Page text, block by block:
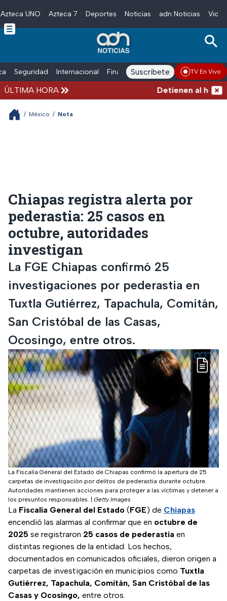
Skip to main content
Azteca UNO Azteca 7 Deportes Noticias adn Noticias
Seguridad Internacional Finanzas adn Noticias Radio
Suscríbete TV En Vivo
ÚLTIMA HORA Detienen al
/ México / Nota
Chiapas registra alerta por
pederastia: 25 casos en
octubre, autoridades
investigan
La FGE Chiapas confirmó 25
investigaciones por pederastia en
Tuxtla Gutiérrez, Tapachula, Comitán,
San Cristóbal de las Casas,
Ocosingo, entre otros.
La Fiscalía General del Estado de Chiapas confirmó la apertura de 25
carpetas de investigación por delitos de pederastia durante octubre.
Autoridades mantienen acciones para proteger a las víctimas y detener a
los presuntos responsables.
Getty Images
La Fiscalía General del Estado (FGE) de Chiapas
encendió las alarmas al confirmar que en octubre de
2025 se registraron 25 casos de pederastia en
distintas regiones de la entidad. Los hechos,
documentados en comunicados oficiales, dieron origen a
carpetas de investigación en municipios como Tuxtla
Gutiérrez, Tapachula, Comitán, San Cristóbal de las
Casas y Ocosingo, entre otros.